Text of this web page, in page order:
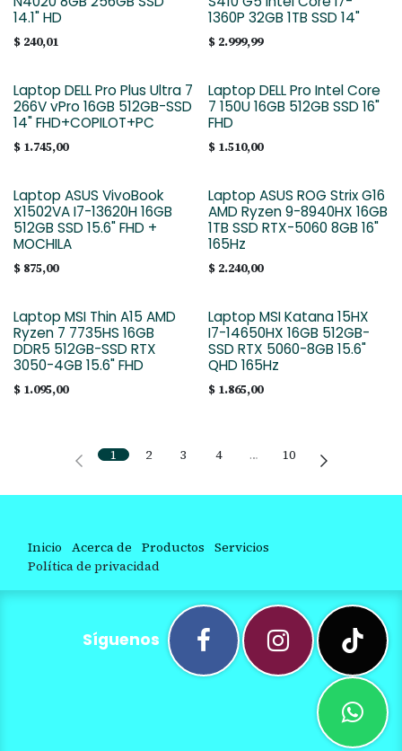
14.1" HD
$ 240,01
1360P 32GB 1TB SSD 14"
$ 2.999,99
Laptop DELL Pro Plus Ultra 7
266V vPro 16GB 512GB-SSD
14" FHD+COPILOT+PC
$ 1.745,00
Laptop DELL Pro Intel Core
7 150U 16GB 512GB SSD 16"
FHD
$ 1.510,00
Laptop ASUS VivoBook
X1502VA I7-13620H 16GB
512GB SSD 15.6" FHD +
MOCHILA
$ 875,00
Laptop ASUS ROG Strix G16
AMD Ryzen 9-8940HX 16GB
1TB SSD RTX-5060 8GB 16"
165Hz
$ 2.240,00
Laptop MSI Thin A15 AMD
Ryzen 7 7735HS 16GB
DDR5 512GB-SSD RTX
3050-4GB 15.6" FHD
$ 1.095,00
Laptop MSI Katana 15HX
I7-14650HX 16GB 512GB-
SSD RTX 5060-8GB 15.6"
QHD 165Hz
$ 1.865,00
1 2 3 4 … 10
Inicio Acerca de Productos Servicios
Política de privacidad
Síguenos